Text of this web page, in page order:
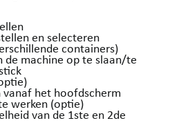
en selecteren
containers)
de machine op te slaan/te
het hoofdscherm
werken (optie)
van de 1ste en 2de